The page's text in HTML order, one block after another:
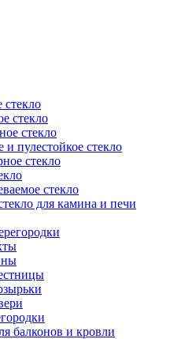
стекло
стекло
и пулестойкое стекло
стекло
стекло
для камина и печи
балконов и кровли